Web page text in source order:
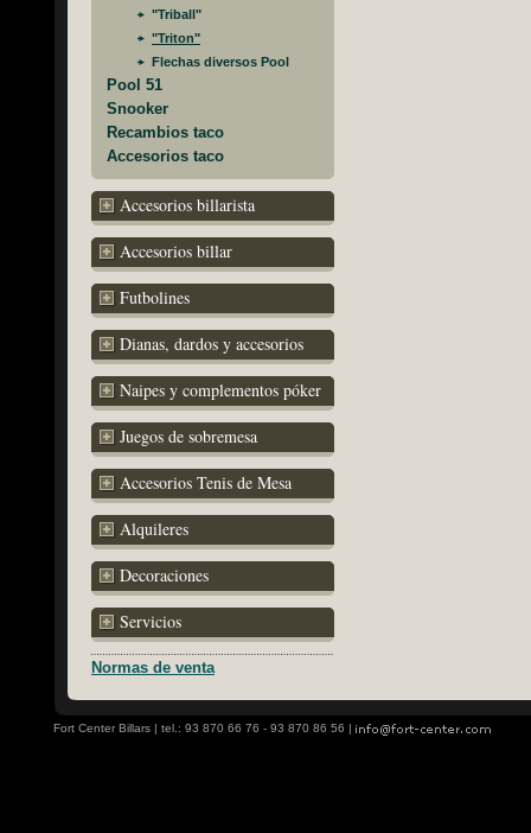
"Triball"
"Triton"
Flechas diversos Pool
Pool 51
Snooker
Recambios taco
Accesorios taco
Accesorios billarista
Accesorios billar
Futbolines
Dianas, dardos y accesorios
Naipes y complementos póker
Juegos de sobremesa
Accesorios Tenis de Mesa
Alquileres
Decoraciones
Servicios
Normas de venta
Fort Center Billars | tel.: 93 870 66 76 - 93 870 86 56 |